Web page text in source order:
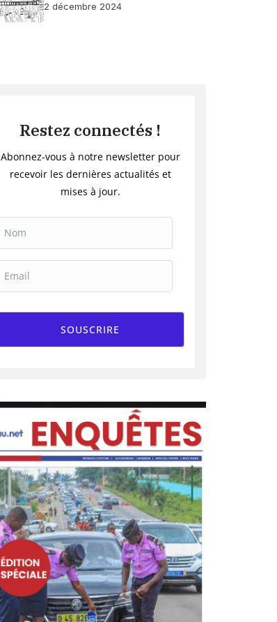
2 décembre 2024
Restez connectés !
Abonnez-vous à notre newsletter pour
recevoir les dernières actualités et
mises à jour.
SOUSCRIRE